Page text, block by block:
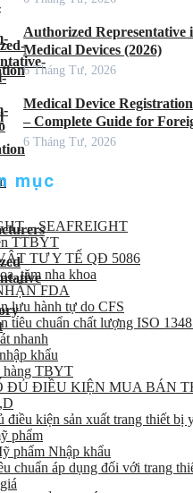
Authorized Representative
Medical Devices (2026)
6 Tháng Tư, 2026
Medical Device
– Complete Guide for
6 Tháng Tư, 2026
mục
– SEAFREIGHT
TTBYT
TƯ Y TẾ QĐ 5086
tăm nha khoa
FDA
lưu hành tự do CFS
tiêu chuẩn chất lượng ISO
nhanh
khẩu
hàng TBYT
ĐỦ ĐIỀU KIỆN MUA BÁN
điều kiện sản xuất trang thiết bị
phẩm
phẩm Nhập khẩu
chuẩn áp dụng đối với trang